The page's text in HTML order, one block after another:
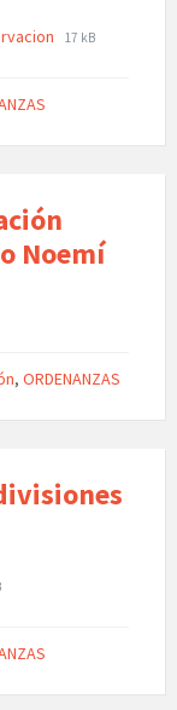
17 kB
Noemí
, ORDENANZAS